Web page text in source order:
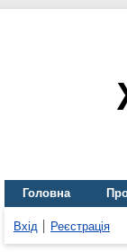
Головна
Вхід Реєстрація